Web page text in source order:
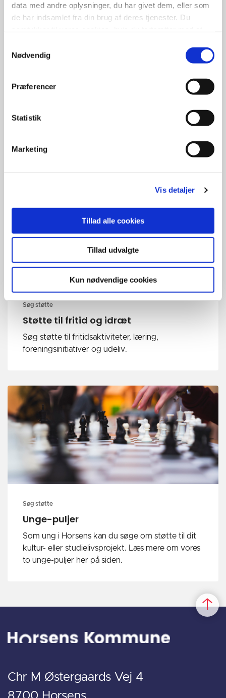
data med andre oplysninger, du har givet dem, eller som
de har indsamlet fra din brug af deres tjenester. Du
Nødvendig
Præferencer
Statistik
Marketing
Vis detaljer
Tillad alle cookies
Tillad udvalgte
Kun nødvendige cookies
Søg støtte
Søg støtte til kulturelle projekter og aktiviteter.
Søg støtte
Støtte til fritid og idræt
Søg støtte til fritidsaktiviteter, læring,
foreningsinitiativer og udeliv.
Søg støtte
Unge-puljer
Som ung i Horsens kan du søge om støtte til dit
kultur- eller studielivsprojekt. Læs mere om vores
to unge-puljer her på siden.
Chr M Østergaards Vej 4